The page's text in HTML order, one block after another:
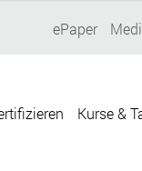
ePaper
Kurse &